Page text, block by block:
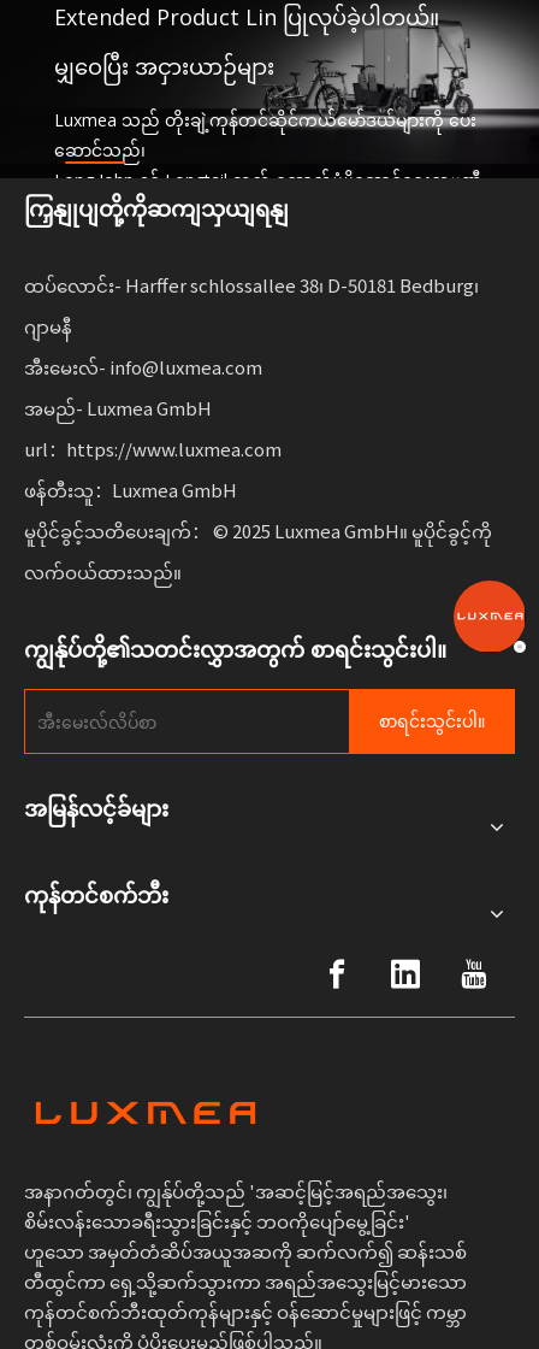
Extended Product Lin ပြုလုပ်ခဲ့ပါတယ်။
မျှဝေပြီး အငှားယာဉ်များ
Luxmea သည် တိုးချဲ့ကုန်တင်ဆိုင်ကယ်မော်ဒယ်များကို ပေး
ဆောင်သည်၊
Long John နှင့် Longtail သည် ထောက်ပံ့ပို့ဆောင်ရေးကုမ္ပဏီ
များအတွက် အံဝင်ခွင်ကျဖြစ်ပြီး၊
နည်းများသည် လုပ်ဆောင်နိုင်စွမ်းကို ပေါင်းစပ်ထားသည်။
စီးပွားရေးလုပ်ငန်းများအတွက် လိုက်လျောညီထွေရှိမှုနှင့်အတူ
စဉ်ဆက်မပြတ်ရွေ့လျားနိုင်မှုကို ချဲ့ထွင်ပါ။
ကြှနျုပျတို့ကိုဆကျသှယျရနျ
ထပ်လောင်း- Harffer schlossallee 38၊ D-50181 Bedburg၊
ဂျာမနီ
အီးမေးလ်- info@luxmea.com
အမည်- Luxmea GmbH
url：https://www.luxmea.com
ဖန်တီးသူ：Luxmea GmbH
မူပိုင်ခွင့်သတိပေးချက်： © 2025 Luxmea GmbH။ မူပိုင်ခွင့်ကို
လက်ဝယ်ထားသည်။
ကျွန်ုပ်တို့၏သတင်းလွှာအတွက် စာရင်းသွင်းပါ။
စာရင်းသွင်းပါ။
အမြန်လင့်ခ်များ
ကုန်တင်စက်ဘီး
အနာဂတ်တွင်၊ ကျွန်ုပ်တို့သည် 'အဆင့်မြင့်အရည်အသွေး၊
စိမ်းလန်းသောခရီးသွားခြင်းနှင့် ဘဝကိုပျော်မွေ့ခြင်း'
ဟူသော အမှတ်တံဆိပ်အယူအဆကို ဆက်လက်၍ ဆန်းသစ်
တီထွင်ကာ ရှေ့သို့ဆက်သွားကာ အရည်အသွေးမြင့်မားသော
ကုန်တင်စက်ဘီးထုတ်ကုန်များနှင့် ဝန်ဆောင်မှုများဖြင့် ကမ္ဘာ
တစ်ဝှမ်းလုံးကို ပံ့ပိုးပေးမည်ဖြစ်ပါသည်။